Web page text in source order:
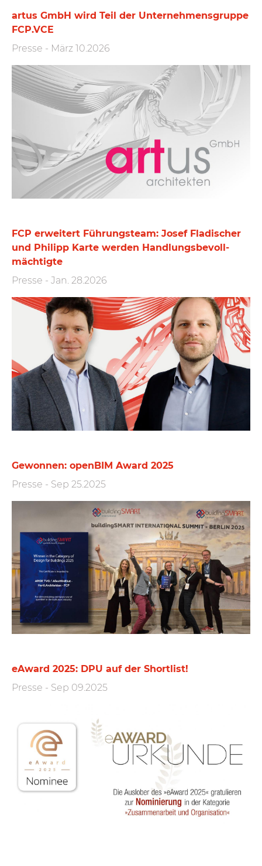
artus GmbH wird Teil der Unternehmensgruppe
FCP.VCE
Presse - März 10.2026
FCP erweitert Führungs­team: Josef Fladischer
und Philipp Karte werden Handlungs­bevoll­
mächtigte
Presse - Jan. 28.2026
Gewonnen: openBIM Award 2025
Presse - Sep 25.2025
eAward 2025: DPU auf der Shortlist!
Presse - Sep 09.2025